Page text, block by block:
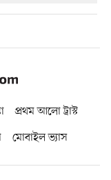
প্রথম আলো ট্রাস্ট
মোবাইল ভ্যাস